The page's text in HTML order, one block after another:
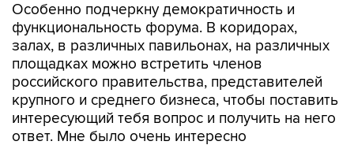
Особенно подчеркну демократичность и
функциональность форума. В коридорах,
залах, в различных павильонах, на различных
площадках можно встретить членов
российского правительства, представителей
крупного и среднего бизнеса, чтобы поставить
интересующий тебя вопрос и получить на него
ответ. Мне было очень интересно